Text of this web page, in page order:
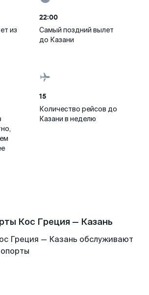
из
22:00
Самый поздний вылет
до Казани
15
Количество рейсов до
Казани в неделю
Кос Греция — Казань
Греция — Казань обслуживают